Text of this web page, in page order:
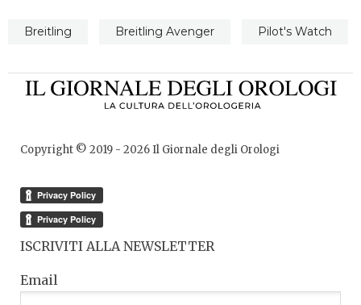
Breitling Breitling Avenger Pilot's Watch
Copyright © 2019 - 2026Il Giornale degli Orologi
ISCRIVITI ALLA NEWSLETTER
Email